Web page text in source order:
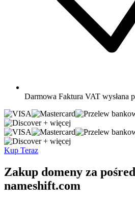
Darmowa Faktura VAT wysłana
+ więcej
+ więcej
Kup Teraz
Zakup domeny za
nameshift.com